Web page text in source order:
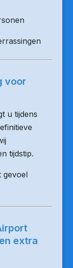
voor
u tijdens
tijdstip.
gevoel
extra